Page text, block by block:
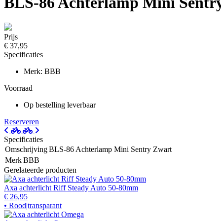
Prijs
€ 37,95
Specificaties
Merk: BBB
Voorraad
Op bestelling leverbaar
Reserveren
Specificaties
OmschrijvingBLS-86 Achterlamp Mini Sentry Zwart
MerkBBB
Gerelateerde producten
Axa achterlicht Riff Steady Auto 50-80mm
€ 26,95
• Rood|transparant